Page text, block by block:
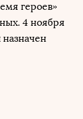
героев»
4 ноября